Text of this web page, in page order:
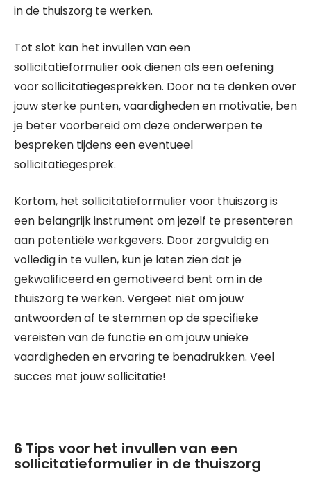
in de thuiszorg te werken.
Tot slot kan het invullen van een
sollicitatieformulier ook dienen als een oefening
voor sollicitatiegesprekken. Door na te denken over
jouw sterke punten, vaardigheden en motivatie, ben
je beter voorbereid om deze onderwerpen te
bespreken tijdens een eventueel
sollicitatiegesprek.
Kortom, het sollicitatieformulier voor thuiszorg is
een belangrijk instrument om jezelf te presenteren
aan potentiële werkgevers. Door zorgvuldig en
volledig in te vullen, kun je laten zien dat je
gekwalificeerd en gemotiveerd bent om in de
thuiszorg te werken. Vergeet niet om jouw
antwoorden af te stemmen op de specifieke
vereisten van de functie en om jouw unieke
vaardigheden en ervaring te benadrukken. Veel
succes met jouw sollicitatie!
6 Tips voor het invullen van een
sollicitatieformulier in de thuiszorg